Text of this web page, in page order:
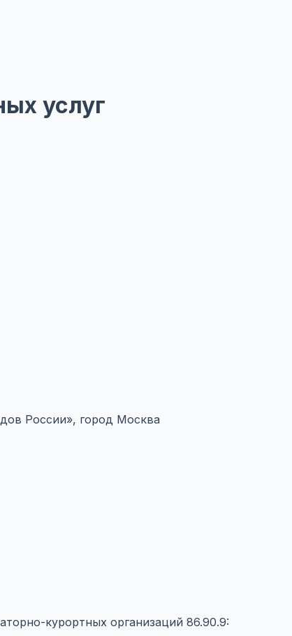
услуг
России», город Москва
курортных организаций 86.90.9: